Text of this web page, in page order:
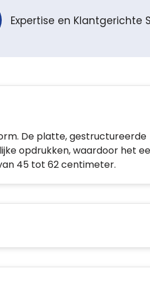
Expertise en Klantgerichte
De platte, gestructureerde
opdrukken, waardoor het
45 tot 62 centimeter.